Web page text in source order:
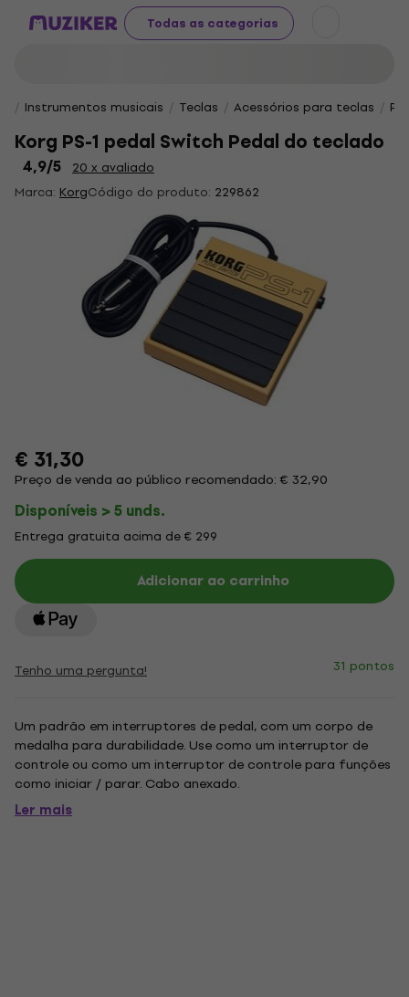
Todas as categorias
Instrumentos musicais Teclas Acessórios para teclas
Korg PS-1 pedal Switch Pedal do teclado
4,9/5
20 x avaliado
Marca: KorgCódigo do produto: 229862
€ 31,30
Preço de venda ao público recomendado: € 32,90
Disponíveis > 5 unds.
Entrega gratuita acima de € 299
Adicionar ao carrinho
Tenho uma pergunta! 31 pontos
Um padrão em interruptores de pedal, com um corpo de
medalha para durabilidade. Use como um interruptor de
controle ou como um interruptor de controle para funções
como iniciar / parar. Cabo anexado.
Ler mais